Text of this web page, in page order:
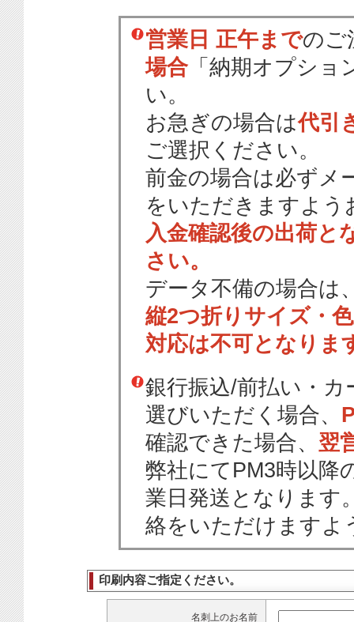
営業日 正午までのご
場合 「納期オプショ
い。
お急ぎの場合は代引
ご選択ください。
前金の場合は必ずメ
をいただきますよう
入金確認後の出荷と
さい。
データ不備の場合は
縦2つ折りサイズ・
対応は不可となりま
銀行振込/前払い・
選びいただく場合、
確認できた場合、 翌
弊社にてPM3時以降
業日発送となります
絡をいただけますよ
印刷内容ご指定ください。
名刺上のお名前